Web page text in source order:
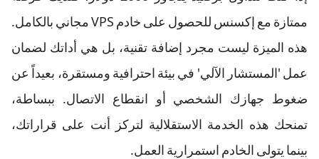
ممتازة مع إكسنس للحصول على خادم VPS مجاني بالكامل.
هذه الميزة ليست مجرد إضافة تقنية، بل هي أداتك لضمان
عمل 'المستشار الآلي' في بيئة احترافية ومستقرة، بعيداً عن
ضغوط جهازك الشخصي أو انقطاع الاتصال. ببساطة،
تمنحك هذه الخدمة الاستقلالية لتركز أنت على قراراتك،
بينما يتولى الخادم استمرارية العمل.